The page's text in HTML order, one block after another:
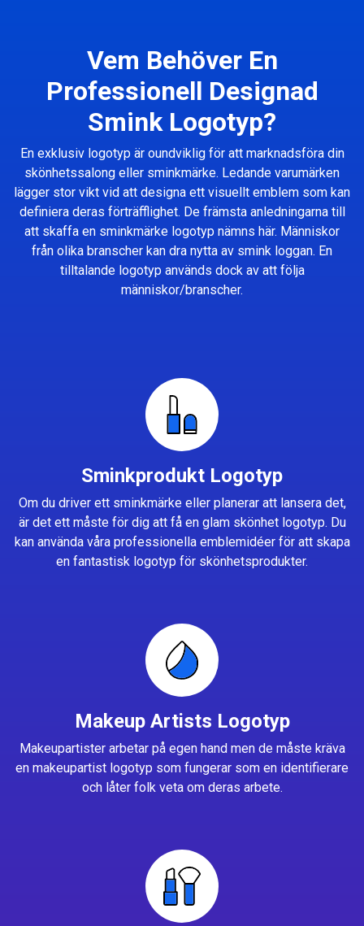
Vem Behöver En
Professionell Designad
Smink Logotyp?
En exklusiv logotyp är oundviklig för att marknadsföra din
skönhetssalong eller sminkmärke. Ledande varumärken
lägger stor vikt vid att designa ett visuellt emblem som kan
definiera deras förträfflighet. De främsta anledningarna till
att skaffa en sminkmärke logotyp nämns här. Människor
från olika branscher kan dra nytta av smink loggan. En
tilltalande logotyp används dock av att följa
människor/branscher.
Sminkprodukt Logotyp
Om du driver ett sminkmärke eller planerar att lansera det,
är det ett måste för dig att få en glam skönhet logotyp. Du
kan använda våra professionella emblemidéer för att skapa
en fantastisk logotyp för skönhetsprodukter.
Makeup Artists Logotyp
Makeupartister arbetar på egen hand men de måste kräva
en makeupartist logotyp som fungerar som en identifierare
och låter folk veta om deras arbete.